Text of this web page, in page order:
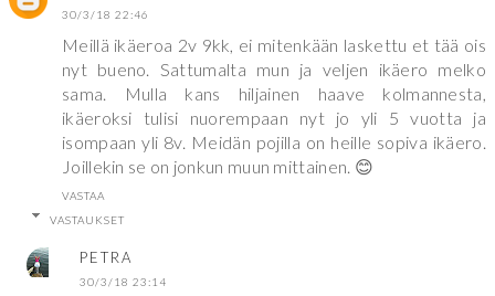
30/3/18 22:46
Meillä ikäeroa 2v 9kk, ei mitenkään laskettu et tää ois
nyt bueno. Sattumalta mun ja veljen ikäero melko
sama. Mulla kans hiljainen haave kolmannesta,
ikäeroksi tulisi nuorempaan nyt jo yli 5 vuotta ja
isompaan yli 8v. Meidän pojilla on heille sopiva ikäero.
Joillekin se on jonkun muun mittainen. 😊
VASTAA
VASTAUKSET
PETRA
30/3/18 23:14